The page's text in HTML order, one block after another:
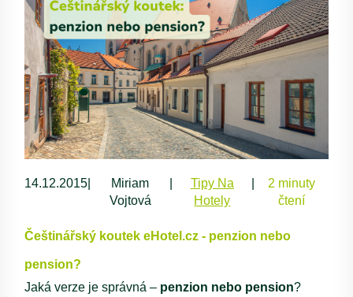
14.12.2015
Miriam
Vojtová
Tipy Na
Hotely
2 minuty
čtení
Češtinářský koutek eHotel.cz - penzion nebo
pension?
Jaká verze je správná – penzion nebo pension?